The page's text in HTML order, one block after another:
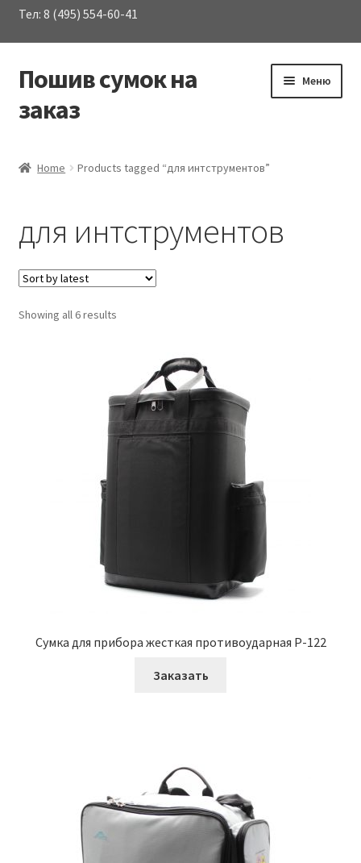
Тел: 8 (495) 554-60-41
Перейти
к
навигации
Перейти
к
содержимому
Пошив сумок на
заказ
Меню
Услуги
Материалы
Контакты
Home Products tagged “для интструментов”
для интструментов
Showing all 6 results
Сумка для прибора жесткая противоударная Р-122
Заказать